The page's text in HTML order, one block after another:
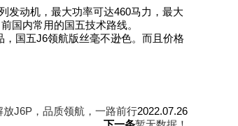
发动机，最大功率可达460马力，最大
国内常用的国五技术路线。
国五J6领航版丝毫不逊色。而且价格
放J6P，品质领航，一路前行2022.07.26